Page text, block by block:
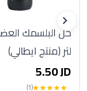
لتر (منتج ايطالي)
5.50 JD
(1)